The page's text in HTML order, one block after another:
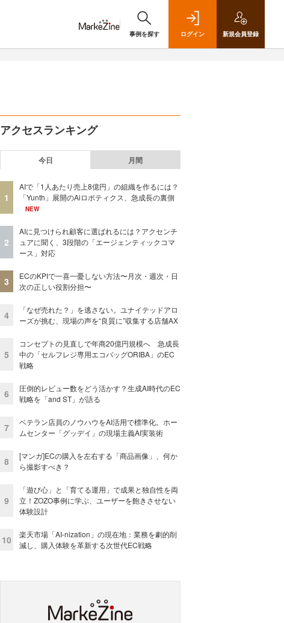
事例を探す ログイン 新規会員登録
アクセスランキング
今日 月間
1
AIで「1人あたり売上8億円」の組織を作るには？
「Yunth」展開のAiロボティクス、急成長の裏側
NEW
2
AIに見つけられ顧客に選ばれるには？アクセンチ
ュアに聞く、3段階の「エージェンティックコマ
ース」対応
3
ECのKPIで一喜一憂しない方法〜月次・週次・日
次の正しい役割分担〜
4
「なぜ売れた？」を逃さない。ユナイテッドアロ
ーズが挑む、現場の声を“良質に”収集する店舗AX
5
コンセプトの見直しで年商20億円規模へ 急成長
中の「セルフレジ専用エコバッグORIBA」のEC
戦略
6
圧倒的レビュー数をどう活かす？生成AI時代のEC
戦略を「and ST」が語る
7
ベテラン店員のノウハウをAI活用で標準化。ホー
ムセンター「グッデイ」の現場主義AI実装術
8
[マンガ]ECの購入を左右する「商品画像」、何か
ら撮影すべき？
9
「遊び心」と「育てる運用」で成果と独自性を両
立！ZOZO事例に学ぶ、ユーザーを飽きさせない
体験設計
10
楽天市場「AI-nization」の現在地：業務を劇的削
減し、購入体験を革新する次世代EC戦略